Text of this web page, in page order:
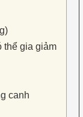
thể gia giảm
canh